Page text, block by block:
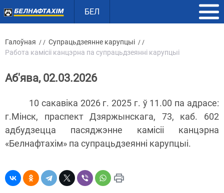
БЕЛ
Галоўная / / Супрацьдзеянне карупцыі / /
Работа камісіі канцэрна па супрацьдзеянні карупцыі
Аб'ява, 02.03.2026
10 сакавіка 2026 г. 2025 г. ў 11.00 па адрасе:
г.Мінск, праспект Дзяржынскага, 73, каб. 602
адбудзецца пасяджэнне камісіі канцэрна
«Белнафтахім» па супрацьдзеянні карупцыі.